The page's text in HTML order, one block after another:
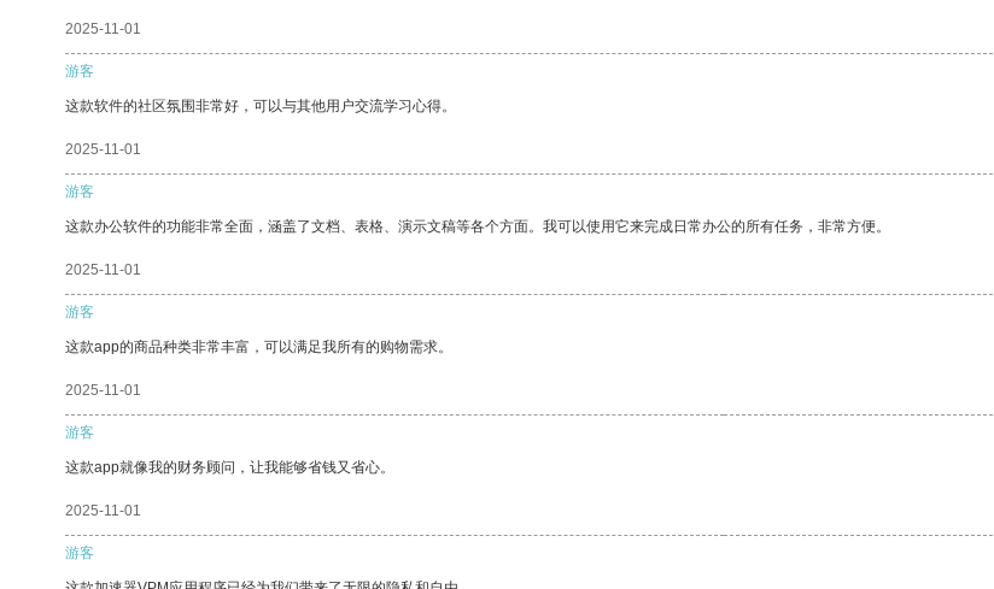
2025-11-01
游客
这款软件的社区氛围非常好，可以与其他用户交流学习心得。
2025-11-01
游客
这款办公软件的功能非常全面，涵盖了文档、表格、演示文稿等各个方面。我可以使用它来完成日常办公的所有任务，非常方便。
2025-11-01
游客
这款app的商品种类非常丰富，可以满足我所有的购物需求。
2025-11-01
游客
这款app就像我的财务顾问，让我能够省钱又省心。
2025-11-01
游客